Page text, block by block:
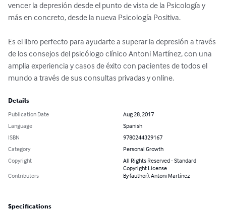
vencer la depresión desde el punto de vista de la Psicología y
más en concreto, desde la nueva Psicología Positiva.
Es el libro perfecto para ayudarte a superar la depresión a través
de los consejos del psicólogo clínico Antoni Martínez, con una
amplia experiencia y casos de éxito con pacientes de todos el
mundo a través de sus consultas privadas y online.
Details
Publication Date
Aug 28, 2017
Language
Spanish
ISBN
9780244329167
Category
Personal Growth
Copyright
All Rights Reserved - Standard
Copyright License
Contributors
By (author): Antoni Martínez
Specifications